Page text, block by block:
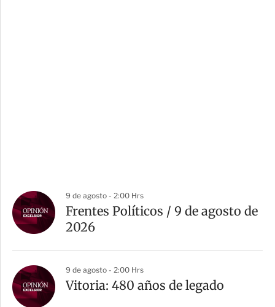
9 de agosto - 2:00 Hrs
Frentes Políticos / 9 de agosto de
2026
9 de agosto - 2:00 Hrs
Vitoria: 480 años de legado